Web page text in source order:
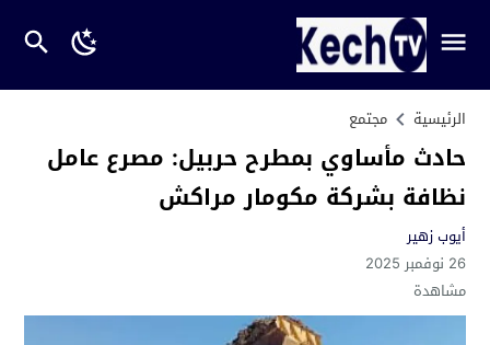
الرئيسية مجتمع
حادث مأساوي بمطرح حربيل: مصرع عامل
نظافة بشركة مكومار مراكش
أيوب زهير
26 نوفمبر 2025
مشاهدة